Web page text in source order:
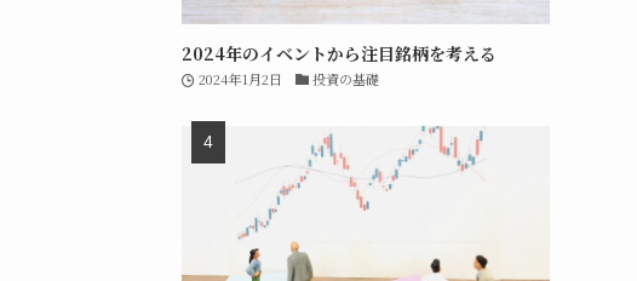
2024年のイベントから注目銘柄を考える
2024年1月2日 投資の基礎